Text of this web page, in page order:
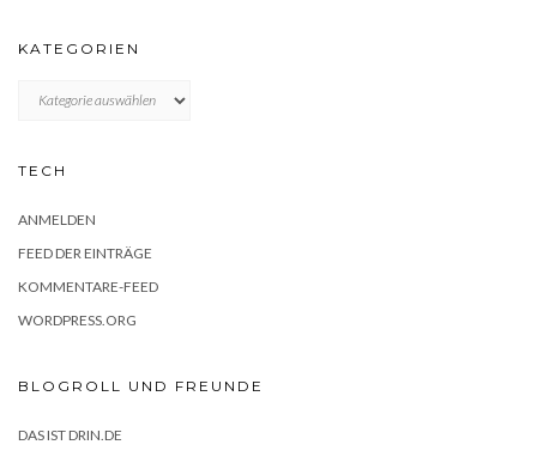
KATEGORIEN
TECH
ANMELDEN
FEED DER EINTRÄGE
KOMMENTARE-FEED
WORDPRESS.ORG
BLOGROLL UND FREUNDE
DAS IST DRIN.DE